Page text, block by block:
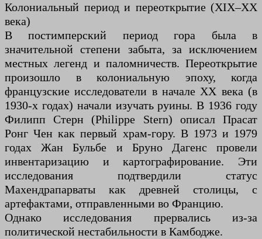
Колониальный период и переоткрытие (XIX–XX
века)
В постимперский период гора была в
значительной степени забыта, за исключением
местных легенд и паломничеств. Переоткрытие
произошло в колониальную эпоху, когда
французские исследователи в начале XX века (в
1930-х годах) начали изучать руины. В 1936 году
Филипп Стерн (Philippe Stern) описал Прасат
Ронг Чен как первый храм-гору. В 1973 и 1979
годах Жан Бульбе и Бруно Дагенс провели
инвентаризацию и картографирование. Эти
исследования подтвердили статус
Махендрапарваты как древней столицы, с
артефактами, отправленными во Францию.
Однако исследования прервались из-за
политической нестабильности в Камбодже.